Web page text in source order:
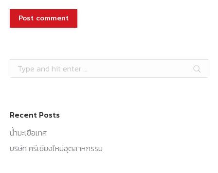
Post comment
Search:
Recent Posts
น้ำมะเขือเทศ
บริษัท ศรีเชียงใหม่อุตสาหกรรม